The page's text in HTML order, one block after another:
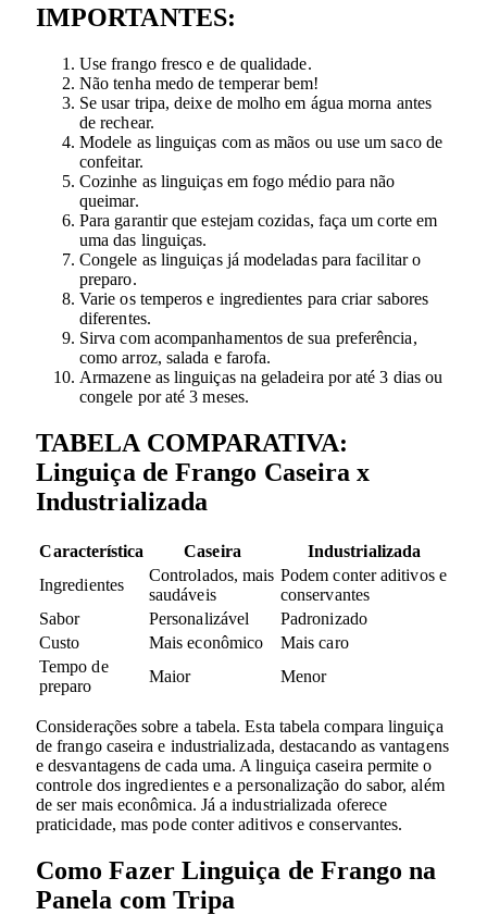
IMPORTANTES:
Use frango fresco e de qualidade.
Não tenha medo de temperar bem!
Se usar tripa, deixe de molho em água morna antes
de rechear.
Modele as linguiças com as mãos ou use um saco de
confeitar.
Cozinhe as linguiças em fogo médio para não
queimar.
Para garantir que estejam cozidas, faça um corte em
uma das linguiças.
Congele as linguiças já modeladas para facilitar o
preparo.
Varie os temperos e ingredientes para criar sabores
diferentes.
Sirva com acompanhamentos de sua preferência,
como arroz, salada e farofa.
Armazene as linguiças na geladeira por até 3 dias ou
congele por até 3 meses.
TABELA COMPARATIVA:
Linguiça de Frango Caseira x
Industrializada
Característica Caseira
Industrializada
Ingredientes
Controlados, mais
saudáveis
Podem conter aditivos e
conservantes
Sabor
Personalizável
Padronizado
Custo
Mais econômico
Mais caro
Tempo de
preparo
Maior Menor
Considerações sobre a tabela. Esta tabela compara linguiça
de frango caseira e industrializada, destacando as vantagens
e desvantagens de cada uma. A linguiça caseira permite o
controle dos ingredientes e a personalização do sabor, além
de ser mais econômica. Já a industrializada oferece
praticidade, mas pode conter aditivos e conservantes.
Como Fazer Linguiça de Frango na
Panela com Tripa